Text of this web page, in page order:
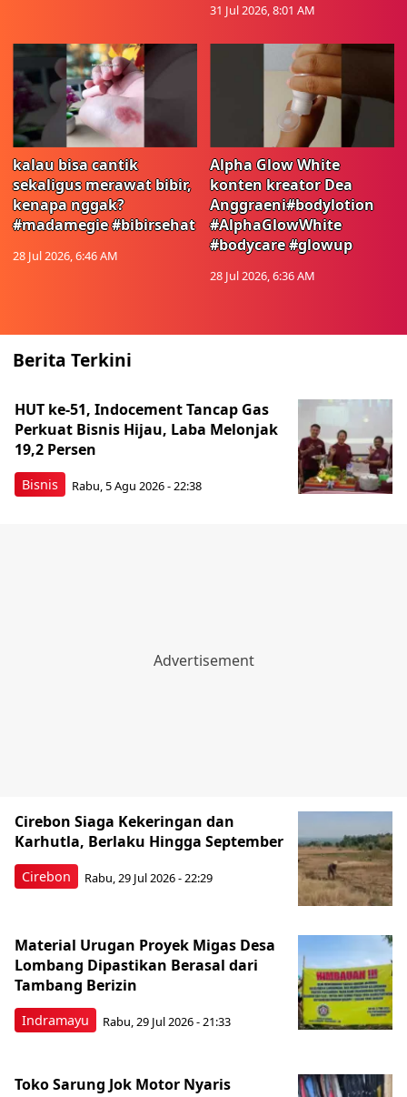
31 Jul 2026, 8:01 AM
kalau bisa cantik
sekaligus merawat bibir,
kenapa nggak?
#madamegie #bibirsehat
28 Jul 2026, 6:46 AM
Alpha Glow White
konten kreator Dea
Anggraeni#bodylotion
#AlphaGlowWhite
#bodycare #glowup
28 Jul 2026, 6:36 AM
Berita Terkini
Bisnis
HUT ke-51, Indocement Tancap Gas
Perkuat Bisnis Hijau, Laba Melonjak
19,2 Persen
Rabu, 5 Agu 2026 - 22:38
Cirebon
Cirebon Siaga Kekeringan dan
Karhutla, Berlaku Hingga September
Rabu, 29 Jul 2026 - 22:29
Indramayu
Material Urugan Proyek Migas Desa
Lombang Dipastikan Berasal dari
Tambang Berizin
Rabu, 29 Jul 2026 - 21:33
Toko Sarung Jok Motor Nyaris